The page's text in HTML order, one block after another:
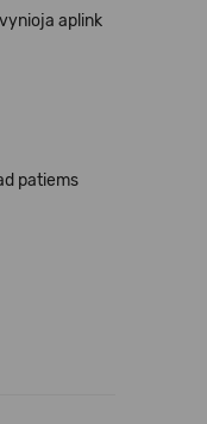
aplink
patiems